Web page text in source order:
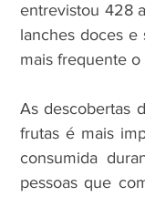
entrevistou 428
lanches doces e
mais frequente
As descobertas
frutas é mais
consumida
pessoas que